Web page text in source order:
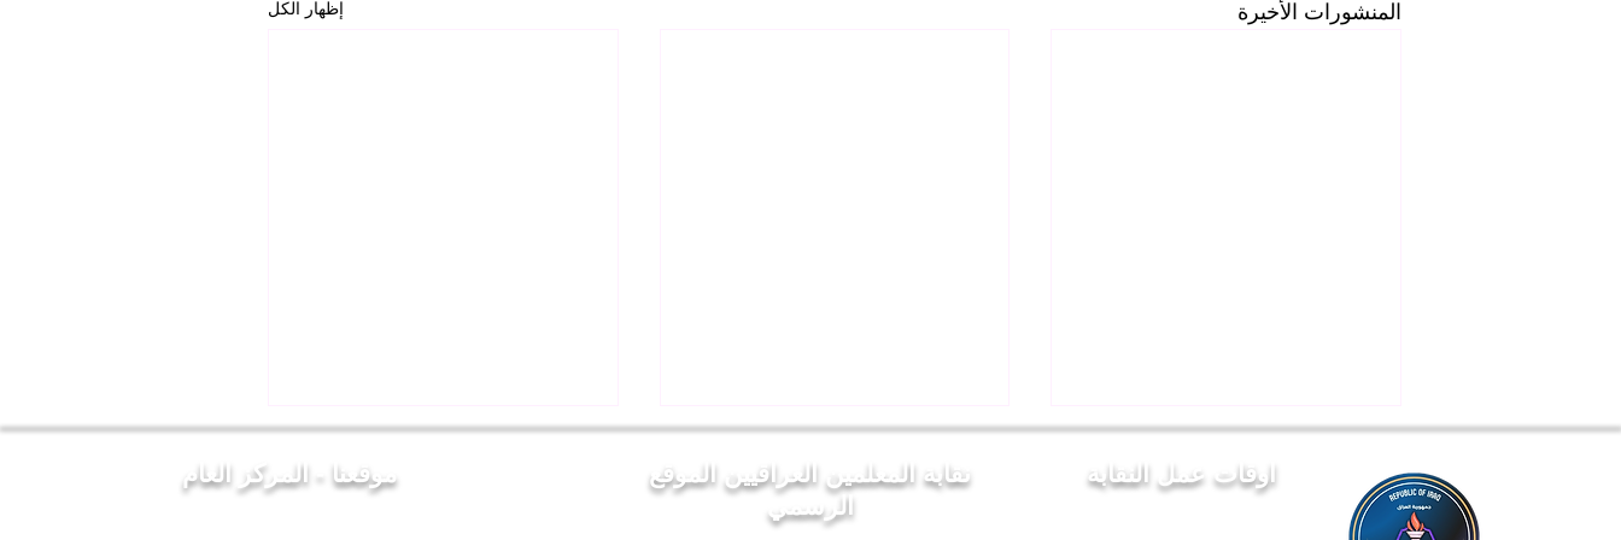
المنشورات الأخيرة إظهار الكل
موقعنا - المركز العام
نقابة المعلمين العراقيين الموقع
الرسمي
اوقات عمل النقابة